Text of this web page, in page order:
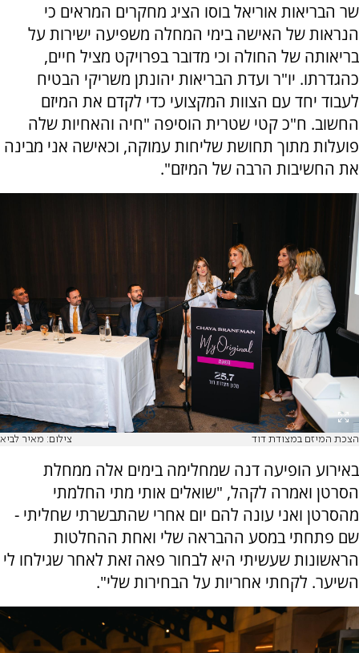
שר הבריאות אוריאל בוסו הציג מחקרים המראים כי
הנראות של האישה בימי המחלה משפיעה ישירות על
בריאותה של החולה וכי מדובר בפרויקט מציל חיים,
כהגדרתו. יו"ר ועדת הבריאות יהונתן משריקי הבטיח
לעבוד יחד עם הצוות המקצועי כדי לקדם את המיזם
החשוב. ח"כ קטי שטרית הוסיפה "חיה והאחיות שלה
פועלות מתוך תחושת שליחות עמוקה, וכאישה אני מבינה
את החשיבות הרבה של המיזם".
הצכת המיזם במצודת דוד צילום: מאיר לביא
באירוע הופיעה דנה שמחלימה בימים אלה ממחלת
הסרטן ואמרה לקהל, "שואלים אותי מתי החלמתי
מהסרטן ואני עונה להם יום אחרי שהתבשרתי שחליתי -
שם פתחתי במסע ההבראה שלי ואחת ההחלטות
הראשונות שעשיתי היא לבחור פאה זאת לאחר שגילחו לי
השיער. לקחתי אחריות על הבחירות שלי".